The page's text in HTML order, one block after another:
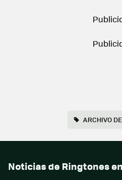
ARCHIVO
Noticias de Ringtones